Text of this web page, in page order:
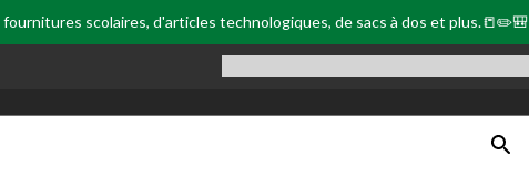
scolaires, d'articles technologiques, de sacs à dos et plus.📒✏️🎒